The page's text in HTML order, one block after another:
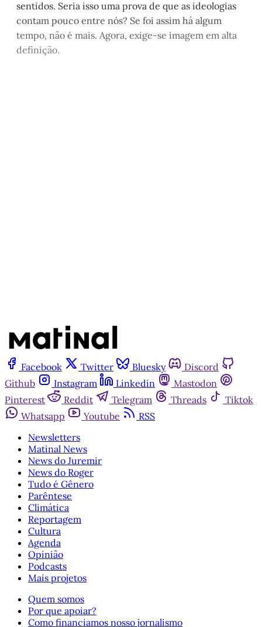
sentidos. Seria isso uma prova de que as ideologias
contam pouco entre nós? Se foi assim há algum
tempo, não é mais. Agora, exige-se imagem em alta
definição.
Facebook Twitter Bluesky
Discord
Github
Instagram Linkedin
Mastodon
Pinterest
Reddit Telegram Threads
Tiktok
Whatsapp
Youtube
RSS
Newsletters
Matinal News
News do Juremir
News do Roger
Tudo é Gênero
Parêntese
Climática
Reportagem
Cultura
Agenda
Opinião
Podcasts
Mais projetos
Quem somos
Por que apoiar?
Como financiamos nosso jornalismo